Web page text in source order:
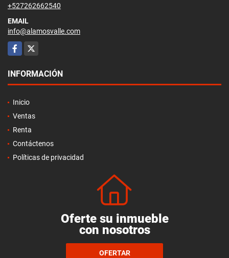
+527262662540
EMAIL
info@alamosvalle.com
Facebook
X
INFORMACIÓN
Inicio
Ventas
Renta
Contáctenos
Políticas de privacidad
Oferte su inmueble
con nosotros
OFERTAR